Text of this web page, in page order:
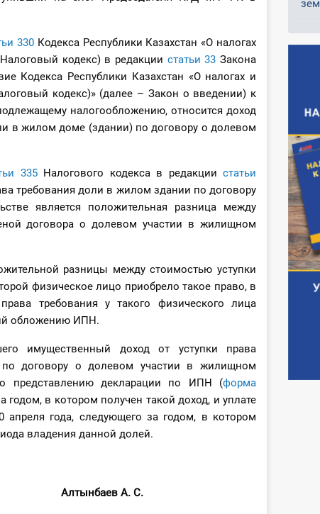
330 Кодекса Республики Казахстан «О налогах
кодекс) в редакции статьи 33 Закона
Кодекса Республики Казахстан «О налогах и
кодекс)» (далее – Закон о введении) к
налогообложению, относится доход
в жилом доме (здании) по договору о долевом
335Налогового кодекса в редакциистатьи
требования доли в жилом здании по договору
является положительная разница между
договора о долевом участии в жилищном
разницы между стоимостью уступки
физическое лицо приобрело такое право, в
требования у такого физического лица
обложению ИПН.
имущественный доход от уступки права
договору о долевом участии в жилищном
представлению декларации по ИПН (форма
годом, в котором получен такой доход, и уплате
года, следующего за годом, в котором
владения данной долей.
Алтынбаев А. С.